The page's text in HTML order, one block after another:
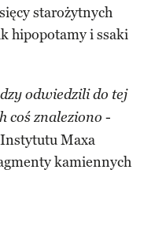
starożytnych
hipopotamy i ssaki
odwiedzili do tej
coś znaleziono -
Maxa
kamiennych